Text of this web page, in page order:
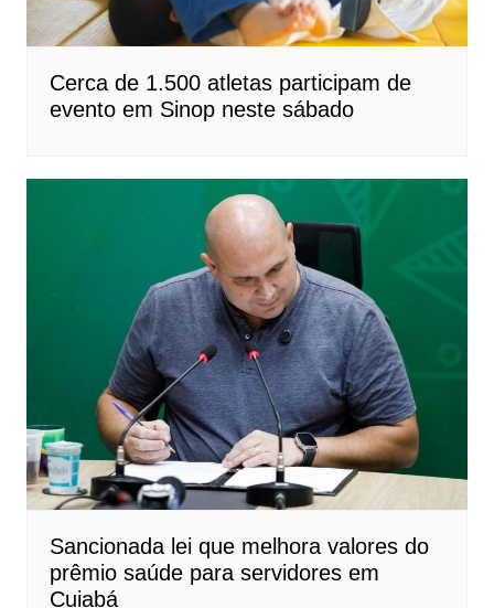
Cerca de 1.500 atletas participam de
evento em Sinop neste sábado
Sancionada lei que melhora valores do
prêmio saúde para servidores em
Cuiabá